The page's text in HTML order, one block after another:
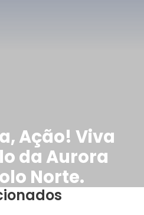
Ação! Viva
da Aurora
Norte.